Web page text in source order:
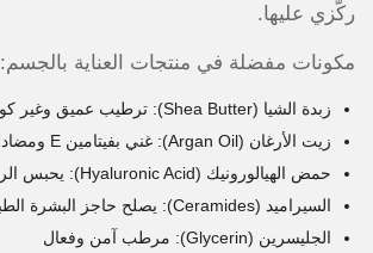
ركّزي عليها.
مكونات مفضلة في منتجات العناية بالجسم:
زبدة الشيا (Shea Butter): ترطيب عميق وغير كوميدوجينيك
زيت الأرغان (Argan Oil): غني بفيتامين E ومضادات الأكسدة
حمض الهيالورونيك (Hyaluronic Acid): يحبس الرطوبة في الجلد
السيراميد (Ceramides): يصلح حاجز البشرة الطبيعي
الجليسرين (Glycerin): مرطب آمن وفعال